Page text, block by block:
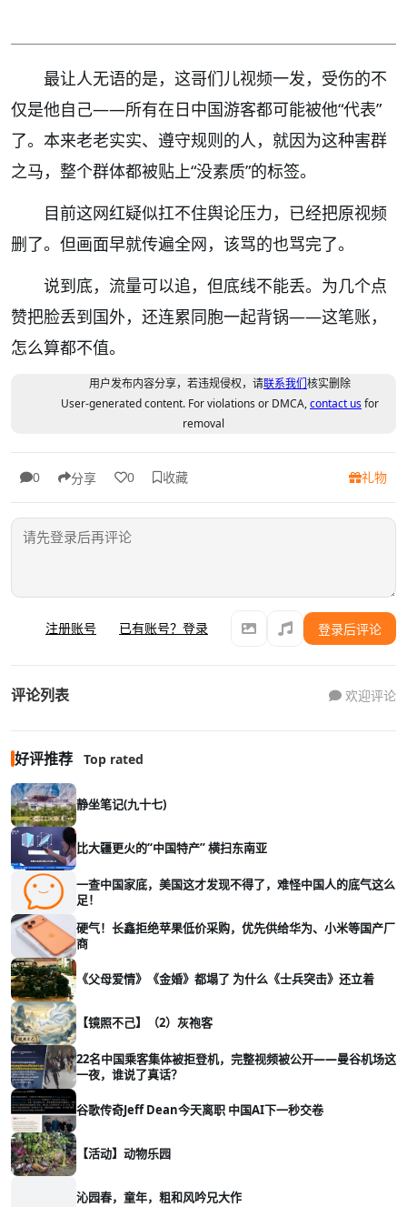
最让人无语的是，这哥们儿视频一发，受伤的不
仅是他自己——所有在日中国游客都可能被他“代表”
了。本来老老实实、遵守规则的人，就因为这种害群
之马，整个群体都被贴上“没素质”的标签。
目前这网红疑似扛不住舆论压力，已经把原视频
删了。但画面早就传遍全网，该骂的也骂完了。
说到底，流量可以追，但底线不能丢。为几个点
赞把脸丢到国外，还连累同胞一起背锅——这笔账，
怎么算都不值。
用户发布内容分享，若违规侵权，请联系我们核实删除
User-generated content. For violations or DMCA,contact usfor
removal
0 分享 0 收藏 礼物
注册账号 已有账号？登录 登录后评论
评论列表 欢迎评论
好评推荐 Top rated
静坐笔记(九十七)
比大疆更火的“中国特产” 横扫东南亚
一查中国家底，美国这才发现不得了，难怪中国人的底气这么
足！
硬气！长鑫拒绝苹果低价采购，优先供给华为、小米等国产厂
商
《父母爱情》《金婚》都塌了 为什么《士兵突击》还立着
【镜照不己】（2）灰袍客
22名中国乘客集体被拒登机，完整视频被公开——曼谷机场这
一夜，谁说了真话？
谷歌传奇Jeff Dean今天离职 中国AI下一秒交卷
【活动】动物乐园
沁园春，童年，粗和风吟兄大作